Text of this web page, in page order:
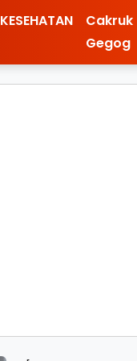
KESEHATAN
Cakruk
Gegog